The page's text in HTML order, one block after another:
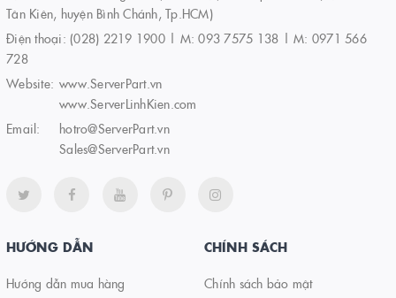
Tân Kiên, huyện Bình Chánh, Tp.HCM)
Điện thoại: (028) 2219 1900 | M: 093 7575 138 | M: 0971 566
728
Website: www.ServerPart.vn
www.ServerLinhKien.com
Email:
hotro@ServerPart.vn
Sales@ServerPart.vn
HƯỚNG DẪN
Hướng dẫn mua hàng
CHÍNH SÁCH
Chính sách bảo mật